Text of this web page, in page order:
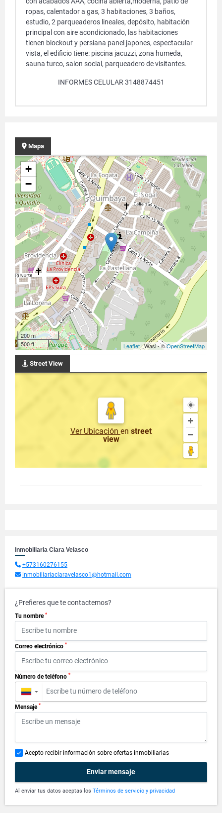
ropas, calentador a gas, 3 habitaciones, 3 baños,
estudio, 2 parqueaderos lineales, depósito, habitación
principal con aire acondicionado, las habitaciones
tienen blockout y persiana panel japones, espectacular
vista, el edificio tiene: piscina jacuzzi, zona humeda,
sauna turco, salon social, parqueadero de visitantes.
INFORMES CELULAR 3148874451
Mapa
+
−
200 m
500 ft
Leaflet| Wasi - ©OpenStreetMap
Street View
Ver Ubicación en street
view
Inmobiliaria Clara Velasco
+573160276155
inmobiliariaclaravelasco1@hotmail.com
¿Prefieres que te contactemos?
Tu nombre *
Correo electrónico *
Número de teléfono *
▼
Mensaje *
Acepto recibir información sobre ofertas inmobiliarias
Enviar mensaje
Al enviar tus datos aceptas los Términos de servicio y privacidad